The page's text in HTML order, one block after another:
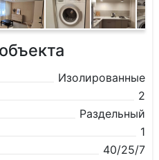
Изолированные
2
Раздельный
1
40/25/7